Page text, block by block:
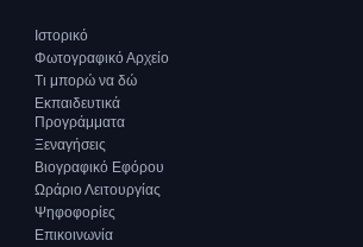
Ιστορικό
Φωτογραφικό Αρχείο
Τι μπορώ να δώ
Εκπαιδευτικά
Προγράμματα
Ξεναγήσεις
Βιογραφικό Εφόρου
Ωράριο Λειτουργίας
Ψηφοφορίες
Επικοινωνία